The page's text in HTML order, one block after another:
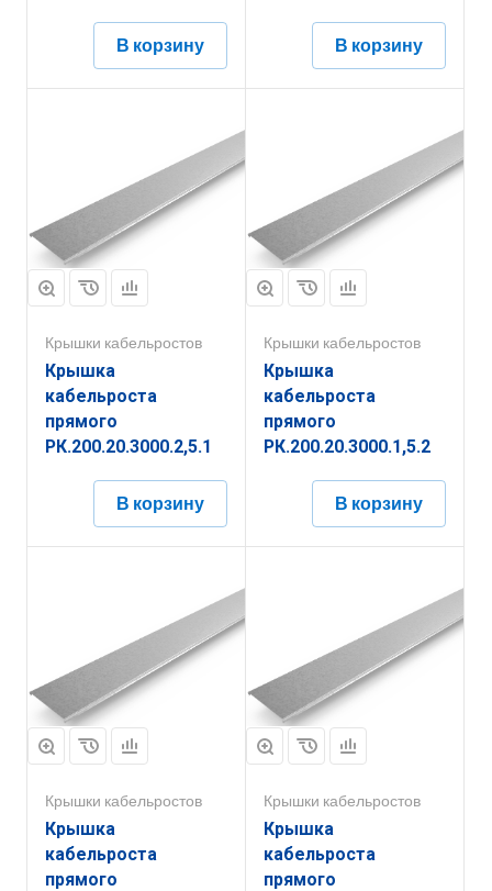
В корзину В корзину
Крышки кабельростов
Крышка
кабельроста
прямого
РК.200.20.3000.2,5.1
В корзину
Крышки кабельростов
Крышка
кабельроста
прямого
РК.200.20.3000.1,5.2
В корзину
Крышки кабельростов
Крышка
кабельроста
прямого
Крышки кабельростов
Крышка
кабельроста
прямого